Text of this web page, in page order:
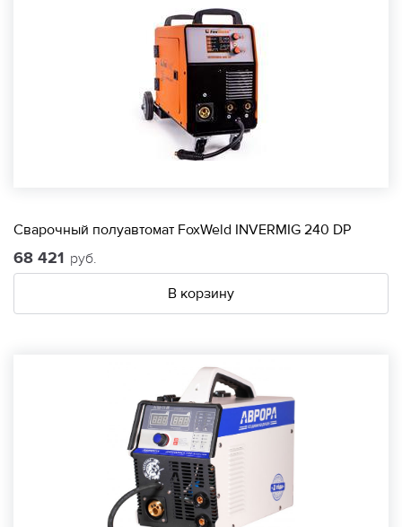
Сварочный полуавтомат FoxWeld INVERMIG 240 DP
68 421 руб.
В корзину